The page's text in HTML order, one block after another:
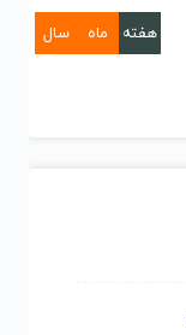
هفته ماه سال